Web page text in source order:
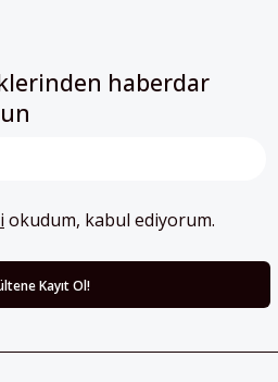
haberdar
okudum, kabul ediyorum.